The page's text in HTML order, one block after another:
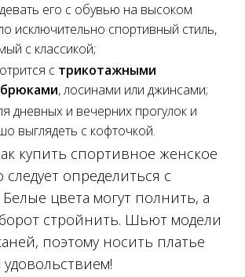
его с обувью на высоком
исключительно спортивный стиль,
с классикой;
с трикотажными
, лосинами или джинсами;
дневных и вечерних прогулок и
выглядеть с кофточкой.
купить спортивное женское
следует определиться с
Белые цвета могут полнить, а
стройнить. Шьют модели
поэтому носить платье